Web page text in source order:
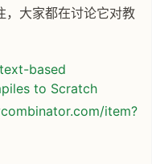
大家都在讨论它对教
based
to Scratch
item?